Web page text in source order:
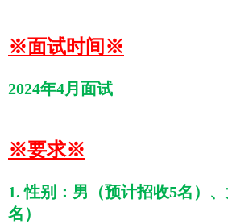
※面试时间※
2024年4月面试
※要求※
1. 性别：男（预计招收5名）
名）